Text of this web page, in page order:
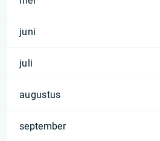
juni
juli
augustus
september